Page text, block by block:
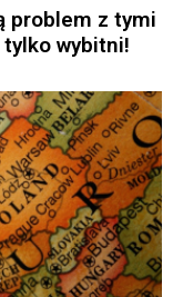
problem z tymi
tylko wybitni!